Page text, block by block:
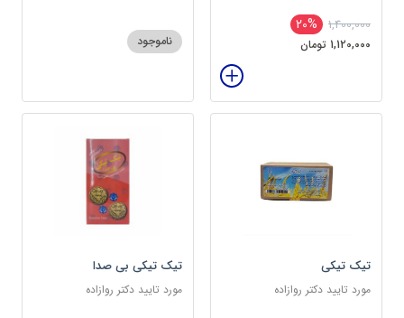
1,400,000
20%
1,120,000 تومان ناموجود
تیک تیکی
مورد تایید دکتر روازاده
تیک تیکی بی صدا
مورد تایید دکتر روازاده